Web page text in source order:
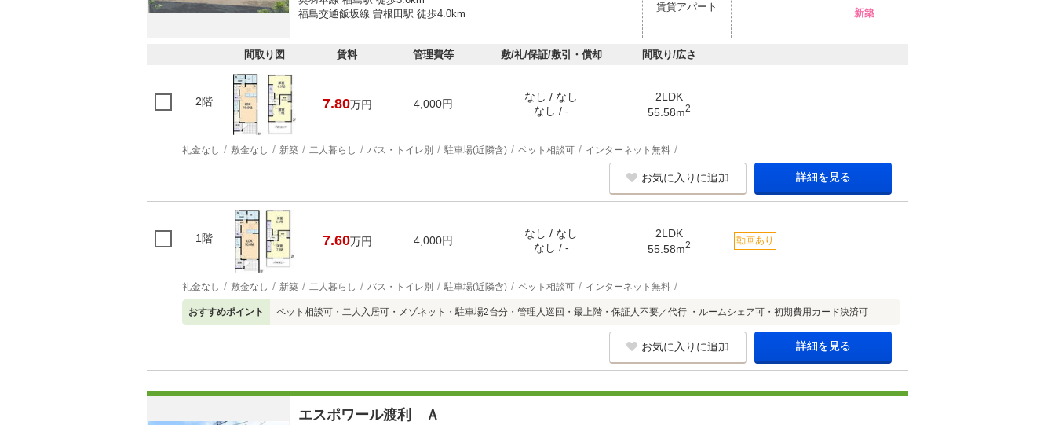
福島交通飯坂線 曽根田駅 徒歩4.0km
賃貸アパート
新築
間取り図 賃料 管理費等 敷/礼/保証/敷引・償却 間取り/広さ
2階 7.80万円 4,000円
なし / なし
なし / -
2LDK
55.58m2
礼金なし 敷金なし 新築 二人暮らし バス・トイレ別 駐車場(近隣含) ペット相談可 インターネット無料
お気に入りに追加 詳細を見る
1階 7.60万円 4,000円
なし / なし
なし / -
2LDK
55.58m2 動画あり
礼金なし 敷金なし 新築 二人暮らし バス・トイレ別 駐車場(近隣含) ペット相談可 インターネット無料
おすすめポイント ペット相談可・二人入居可・メゾネット・駐車場2台分・管理人巡回・最上階・保証人不要／代行 ・ルームシェア可・初期費用カード決済可
お気に入りに追加 詳細を見る
エスポワール渡利 Ａ